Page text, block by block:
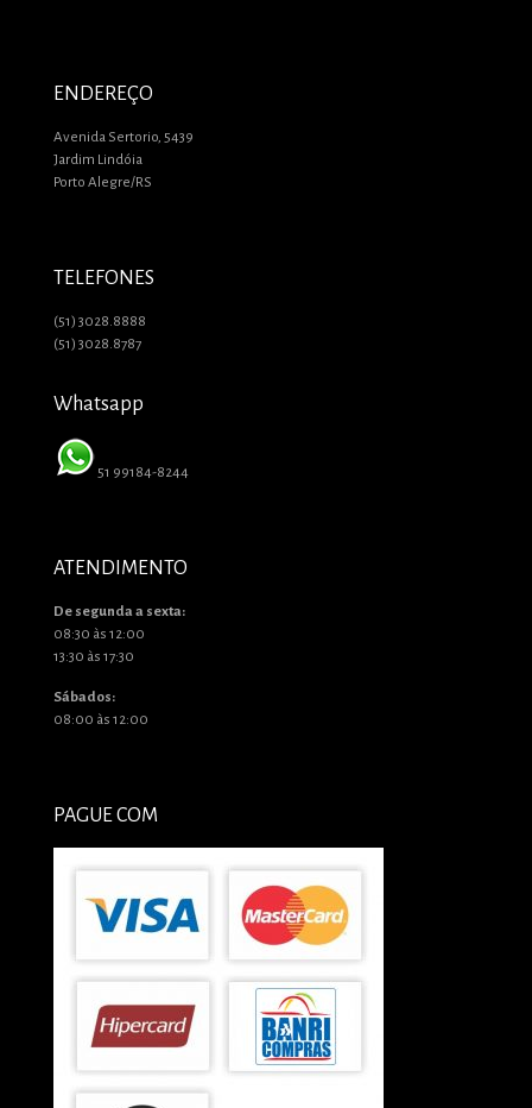
ENDEREÇO
Avenida Sertorio, 5439
Jardim Lindóia
Porto Alegre/RS
TELEFONES
(51) 3028.8888
(51) 3028.8787
Whatsapp
51 99184-8244
ATENDIMENTO
De segunda a sexta:
08:30 às 12:00
13:30 às 17:30
Sábados:
08:00 às 12:00
PAGUE COM